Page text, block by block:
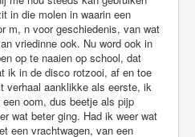
in die molen in waarin een
m, n voor geschiedenis, van wat
vriedinne ook. Nu word ook in
op te naaien op school, dat
ik in de disco rotzooi, af en toe
verhaal aanklikke als eerste, ik
oom, dus beetje als pijp
wat beter ging. Had ik weer wat
een vrachtwagen, van een